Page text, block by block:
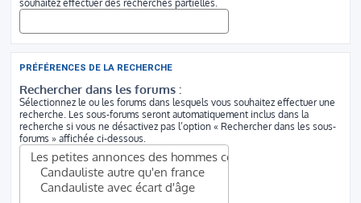
souhaitez effectuer des recherches partielles.
PRÉFÉRENCES DE LA RECHERCHE
Rechercher dans les forums :
Sélectionnez le ou les forums dans lesquels vous souhaitez effectuer une
recherche. Les sous-forums seront automatiquement inclus dans la
recherche si vous ne désactivez pas l’option « Rechercher dans les sous-
forums » affichée ci-dessous.